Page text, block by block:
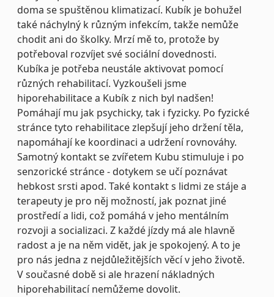
doma se spuštěnou klimatizací. Kubík je bohužel
také náchylný k různým infekcím, takže nemůže
chodit ani do školky. Mrzí mě to, protože by
potřeboval rozvíjet své sociální dovednosti.
Kubíka je potřeba neustále aktivovat pomocí
různých rehabilitací. Vyzkoušeli jsme
hiporehabilitace a Kubík z nich byl nadšen!
Pomáhají mu jak psychicky, tak i fyzicky. Po fyzické
stránce tyto rehabilitace zlepšují jeho držení těla,
napomáhají ke koordinaci a udržení rovnováhy.
Samotný kontakt se zvířetem Kubu stimuluje i po
senzorické stránce - dotykem se učí poznávat
hebkost srsti apod. Také kontakt s lidmi ze stáje a
terapeuty je pro něj možností, jak poznat jiné
prostředí a lidi, což pomáhá v jeho mentálním
rozvoji a socializaci. Z každé jízdy má ale hlavně
radost a je na něm vidět, jak je spokojený. A to je
pro nás jedna z nejdůležitějších věcí v jeho životě.
V současné době si ale hrazení nákladných
hiporehabilitací nemůžeme dovolit.